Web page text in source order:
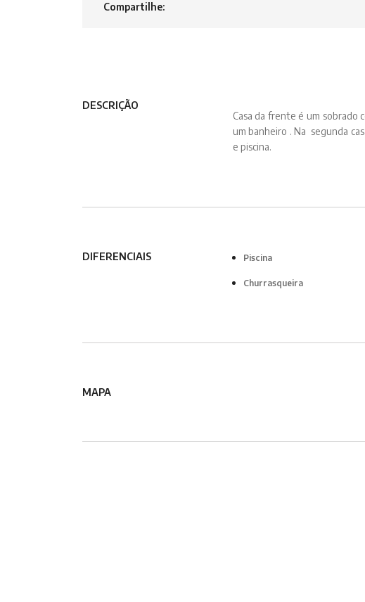
Compartilhe:
DESCRIÇÃO
Casa da frente é um sobrado
um banheiro . Na segunda
e piscina.
DIFERENCIAIS Piscina
Churrasqueira
MAPA